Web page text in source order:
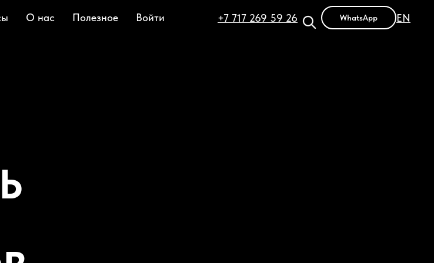
О нас Полезное Войти +7 717 269 59 26 WhatsApp EN